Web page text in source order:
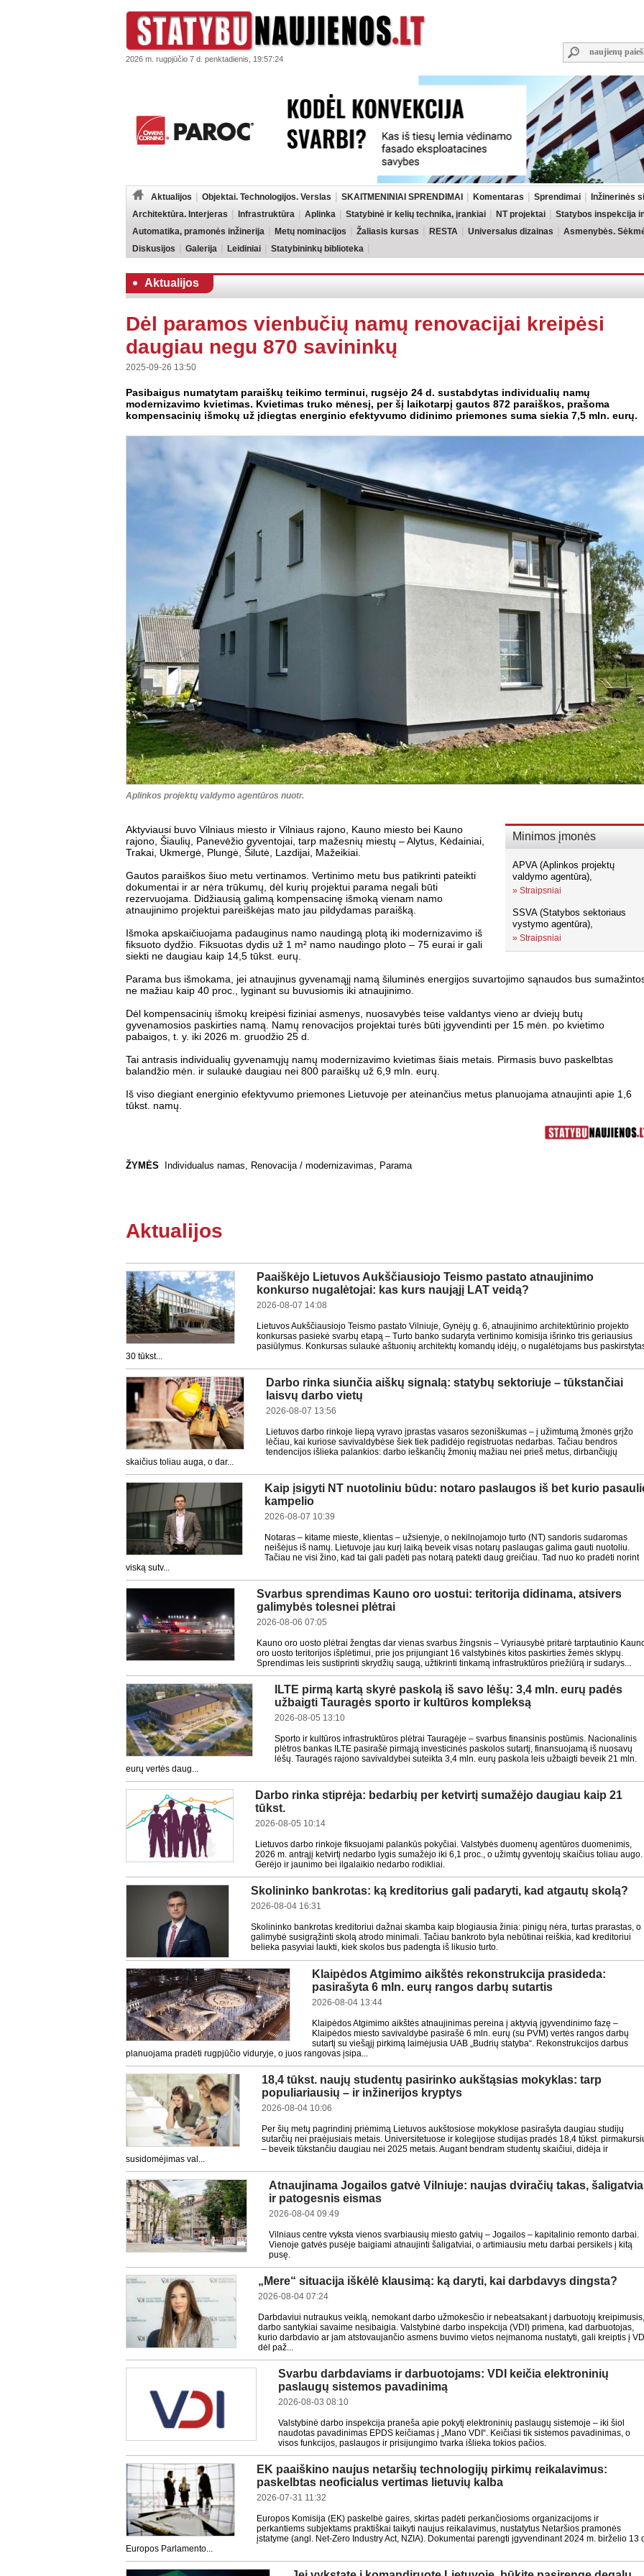
2026 m. rugpjūčio 7 d. penktadienis, 19:57:24
Aktualijos Objektai. Technologijos. Verslas SKAITMENINIAI SPRENDIMAI Komentaras Sprendimai
Inžinerinės
Architektūra. Interjeras
Infrastruktūra Aplinka Statybinė ir kelių technika, įrankiai NT projektai
Statybos inspekcija
Automatika, pramonės inžinerija
Metų nominacijos Žaliasis kursas RESTA Universalus dizainas
Asmenybės.
Diskusijos
Galerija Leidiniai Statybininkų biblioteka
Aktualijos
Dėl paramos vienbučių namų renovacijai kreipėsi
daugiau negu 870 savininkų
2025-09-26 13:50
Pasibaigus numatytam paraiškų teikimo terminui, rugsėjo 24 d. sustabdytas individualių namų
modernizavimo kvietimas. Kvietimas truko mėnesį, per šį laikotarpį gautos 872 paraiškos, prašoma
kompensacinių išmokų už įdiegtas energinio efektyvumo didinimo priemones suma siekia 7,5 mln. eurų.
Aplinkos projektų valdymo agentūros nuotr.
Minimos įmonės
APVA (Aplinkos projektų
valdymo agentūra),
» Straipsniai
SSVA (Statybos sektoriaus
vystymo agentūra),
» Straipsniai
Aktyviausi buvo Vilniaus miesto ir Vilniaus rajono, Kauno miesto bei Kauno
rajono, Šiaulių, Panevėžio gyventojai, tarp mažesnių miestų – Alytus, Kėdainiai,
Trakai, Ukmergė, Plungė, Šilutė, Lazdijai, Mažeikiai.
Gautos paraiškos šiuo metu vertinamos. Vertinimo metu bus patikrinti pateikti
dokumentai ir ar nėra trūkumų, dėl kurių projektui parama negali būti
rezervuojama. Didžiausią galimą kompensacinę išmoką vienam namo
atnaujinimo projektui pareiškėjas mato jau pildydamas paraišką.
Išmoka apskaičiuojama padauginus namo naudingą plotą iki modernizavimo iš
fiksuoto dydžio. Fiksuotas dydis už 1 m² namo naudingo ploto – 75 eurai ir gali
siekti ne daugiau kaip 14,5 tūkst. eurų.
Parama bus išmokama, jei atnaujinus gyvenamąjį namą šiluminės energijos suvartojimo sąnaudos bus
ne mažiau kaip 40 proc., lyginant su buvusiomis iki atnaujinimo.
Dėl kompensacinių išmokų kreipėsi fiziniai asmenys, nuosavybės teise valdantys vieno ar dviejų butų
gyvenamosios paskirties namą. Namų renovacijos projektai turės būti įgyvendinti per 15 mėn. po kvietimo
pabaigos, t. y. iki 2026 m. gruodžio 25 d.
Tai antrasis individualių gyvenamųjų namų modernizavimo kvietimas šiais metais. Pirmasis buvo paskelbtas
balandžio mėn. ir sulaukė daugiau nei 800 paraiškų už 6,9 mln. eurų.
Iš viso diegiant energinio efektyvumo priemones Lietuvoje per ateinančius metus planuojama atnaujinti apie 1,6
tūkst. namų.
ŽYMĖS Individualus namas, Renovacija / modernizavimas, Parama
Aktualijos
Paaiškėjo Lietuvos Aukščiausiojo Teismo pastato atnaujinimo
konkurso nugalėtojai: kas kurs naująjį LAT veidą?
2026-08-07 14:08
Lietuvos Aukščiausiojo Teismo pastato Vilniuje, Gynėjų g. 6, atnaujinimo architektūrinio projekto
konkursas pasiekė svarbų etapą – Turto banko sudaryta vertinimo komisija išrinko tris geriausius
pasiūlymus. Konkursas sulaukė aštuonių architektų komandų idėjų, o nugalėtojams bus
30 tūkst...
Darbo rinka siunčia aiškų signalą: statybų sektoriuje – tūkstančiai
laisvų darbo vietų
2026-08-07 13:56
Lietuvos darbo rinkoje liepą vyravo įprastas vasaros sezoniškumas – į užimtumą žmonės grįžo
lėčiau, kai kuriose savivaldybėse šiek tiek padidėjo registruotas nedarbas. Tačiau bendros
tendencijos išlieka palankios: darbo ieškančių žmonių mažiau nei prieš metus, dirbančiųjų
skaičius toliau auga, o dar...
Kaip įsigyti NT nuotoliniu būdu: notaro paslaugos iš bet kurio
kampelio
2026-08-07 10:39
Notaras – kitame mieste, klientas – užsienyje, o nekilnojamojo turto (NT) sandoris sudaromas
neišėjus iš namų. Lietuvoje jau kurį laiką beveik visas notarų paslaugas galima gauti nuotoliu.
Tačiau ne visi žino, kad tai gali padėti pas notarą patekti daug greičiau. Tad nuo ko pradėti norint
viską sutv...
Svarbus sprendimas Kauno oro uostui: teritorija didinama, atsivers
galimybės tolesnei plėtrai
2026-08-06 07:05
Kauno oro uosto plėtrai žengtas dar vienas svarbus žingsnis – Vyriausybė pritarė tarptautinio
oro uosto teritorijos išplėtimui, prie jos prijungiant 16 valstybinės kitos paskirties žemės sklypų.
Sprendimas leis sustiprinti skrydžių saugą, užtikrinti tinkamą infrastruktūros priežiūrą ir sudarys...
ILTE pirmą kartą skyrė paskolą iš savo lėšų: 3,4 mln. eurų padės
užbaigti Tauragės sporto ir kultūros kompleksą
2026-08-05 13:10
Sporto ir kultūros infrastruktūros plėtrai Tauragėje – svarbus finansinis postūmis. Nacionalinis
plėtros bankas ILTE pasirašė pirmąją investicinės paskolos sutartį, finansuojamą iš nuosavų
lėšų. Tauragės rajono savivaldybei suteikta 3,4 mln. eurų paskola leis užbaigti beveik 21 mln.
eurų vertės daug...
Darbo rinka stiprėja: bedarbių per ketvirtį sumažėjo daugiau kaip 21
tūkst.
2026-08-05 10:14
Lietuvos darbo rinkoje fiksuojami palankūs pokyčiai. Valstybės duomenų agentūros duomenimis,
2026 m. antrąjį ketvirtį nedarbo lygis sumažėjo iki 6,1 proc., o užimtų gyventojų skaičius toliau augo.
Gerėjo ir jaunimo bei ilgalaikio nedarbo rodikliai.
Skolininko bankrotas: ką kreditorius gali padaryti, kad atgautų skolą?
2026-08-04 16:31
Skolininko bankrotas kreditoriui dažnai skamba kaip blogiausia žinia: pinigų nėra, turtas prarastas, o
galimybė susigrąžinti skolą atrodo minimali. Tačiau bankroto byla nebūtinai reiškia, kad kreditoriui
belieka pasyviai laukti, kiek skolos bus padengta iš likusio turto.
Klaipėdos Atgimimo aikštės rekonstrukcija prasideda:
pasirašyta 6 mln. eurų rangos darbų sutartis
2026-08-04 13:44
Klaipėdos Atgimimo aikštės atnaujinimas pereina į aktyvią įgyvendinimo fazę –
Klaipėdos miesto savivaldybė pasirašė 6 mln. eurų (su PVM) vertės rangos darbų
sutartį su viešąjį pirkimą laimėjusia UAB „Budrių statyba“. Rekonstrukcijos darbus
planuojama pradėti rugpjūčio viduryje, o juos rangovas įsipa...
18,4 tūkst. naujų studentų pasirinko aukštąsias mokyklas: tarp
populiariausių – ir inžinerijos kryptys
2026-08-04 10:06
Per šių metų pagrindinį priėmimą Lietuvos aukštosiose mokyklose pasirašyta daugiau studijų
sutarčių nei praėjusiais metais. Universitetuose ir kolegijose studijas pradės 18,4 tūkst.
– beveik tūkstančiu daugiau nei 2025 metais. Augant bendram studentų skaičiui, didėja ir
susidomėjimas val...
Atnaujinama Jogailos gatvė Vilniuje: naujas dviračių takas,
ir patogesnis eismas
2026-08-04 09:49
Vilniaus centre vyksta vienos svarbiausių miesto gatvių – Jogailos – kapitalinio remonto darbai.
Vienoje gatvės pusėje baigiami atnaujinti šaligatviai, o artimiausiu metu darbai persikels į kitą
pusę.
„Mere“ situacija iškėlė klausimą: ką daryti, kai darbdavys dingsta?
2026-08-04 07:24
Darbdaviui nutraukus veiklą, nemokant darbo užmokesčio ir nebeatsakant į darbuotojų kreipimusis,
darbo santykiai savaime nesibaigia. Valstybinė darbo inspekcija (VDI) primena, kad darbuotojas,
kurio darbdavio ar jam atstovaujančio asmens buvimo vietos neįmanoma nustatyti, gali kreiptis į
dėl paž...
Svarbu darbdaviams ir darbuotojams: VDI keičia elektroninių
paslaugų sistemos pavadinimą
2026-08-03 08:10
Valstybinė darbo inspekcija praneša apie pokytį elektroninių paslaugų sistemoje – iki šiol
naudotas pavadinimas EPDS keičiamas į „Mano VDI“. Keičiasi tik sistemos pavadinimas, o
visos funkcijos, paslaugos ir prisijungimo tvarka išlieka tokios pačios.
EK paaiškino naujus netaršių technologijų pirkimų reikalavimus:
paskelbtas neoficialus vertimas lietuvių kalba
2026-07-31 11:32
Europos Komisija (EK) paskelbė gaires, skirtas padėti perkančiosioms organizacijoms ir
perkantiems subjektams praktiškai taikyti naujus reikalavimus, nustatytus Netaršios pramonės
įstatyme (angl. Net-Zero Industry Act, NZIA). Dokumentai parengti įgyvendinant 2024 m. birželio 13
Europos Parlamento...